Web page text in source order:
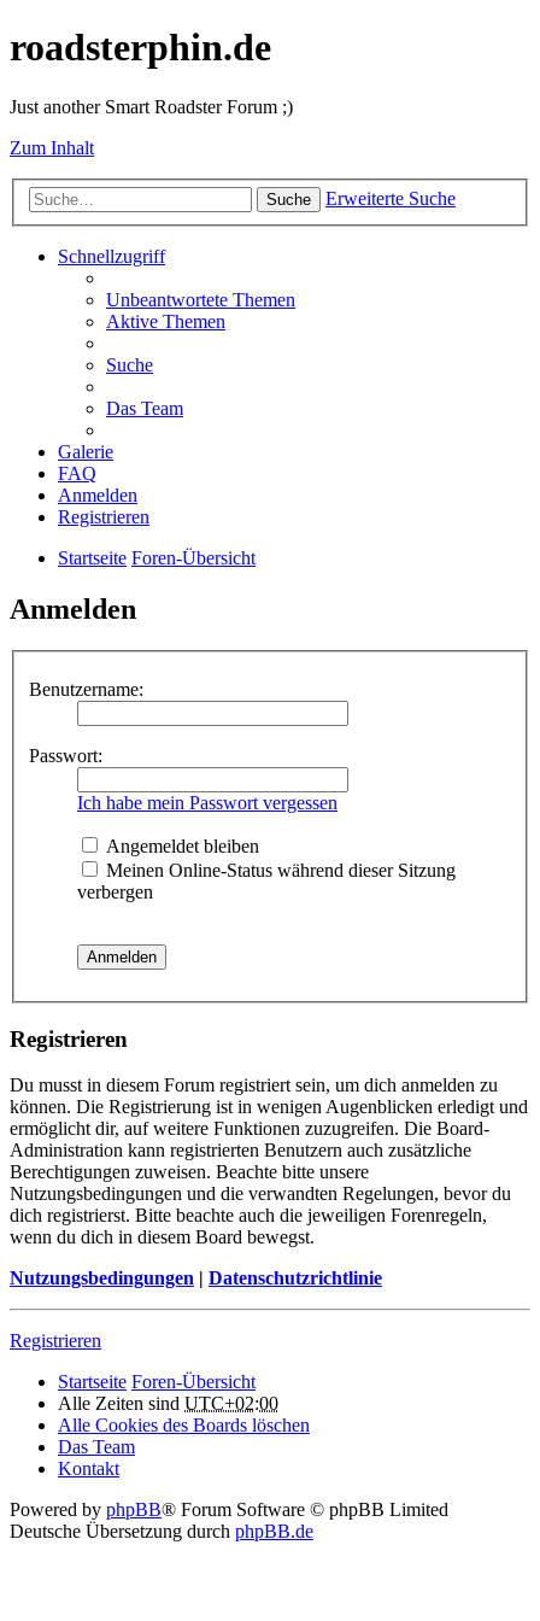
roadsterphin.de
Just another Smart Roadster Forum ;)
Zum Inhalt
Suche Erweiterte Suche
Schnellzugriff
Unbeantwortete Themen
Aktive Themen
Suche
Das Team
Galerie
FAQ
Anmelden
Registrieren
Startseite Foren-Übersicht
Anmelden
Benutzername:
Passwort:
Ich habe mein Passwort vergessen
Angemeldet bleiben
Meinen Online-Status während dieser Sitzung
verbergen
Registrieren
Du musst in diesem Forum registriert sein, um dich anmelden zu
können. Die Registrierung ist in wenigen Augenblicken erledigt und
ermöglicht dir, auf weitere Funktionen zuzugreifen. Die Board-
Administration kann registrierten Benutzern auch zusätzliche
Berechtigungen zuweisen. Beachte bitte unsere
Nutzungsbedingungen und die verwandten Regelungen, bevor du
dich registrierst. Bitte beachte auch die jeweiligen Forenregeln,
wenn du dich in diesem Board bewegst.
Nutzungsbedingungen | Datenschutzrichtlinie
Registrieren
Startseite Foren-Übersicht
Alle Zeiten sind UTC+02:00
Alle Cookies des Boards löschen
Das Team
Kontakt
Powered by phpBB® Forum Software © phpBB Limited
Deutsche Übersetzung durch phpBB.de